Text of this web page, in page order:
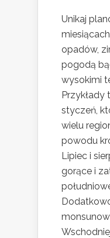
Unikaj
opadów,
pogodą
wysokimi
Przykłady
styczeń,
wielu
powodu
Lipiec i
gorące i